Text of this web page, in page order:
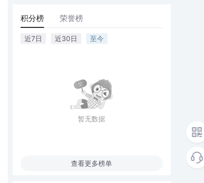
积分榜 荣誉榜
近7日 近30日 至今
暂无数据
查看更多榜单